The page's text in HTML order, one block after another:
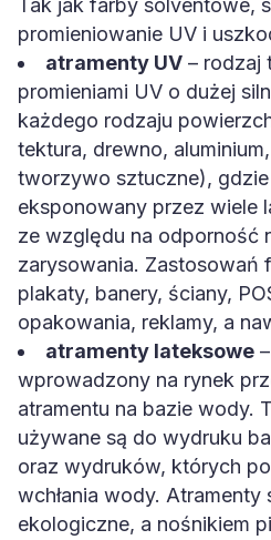
Tak jak farby solventowe,
promieniowanie UV i
atramenty UV – rodzaj
promieniami UV o dużej
każdego rodzaju
tektura, drewno,
tworzywo sztuczne),
eksponowany przez wiele
ze względu na odporność
zarysowania. Zastosowań
plakaty, banery, ściany,
opakowania, reklamy, a
atramenty lateksowe
wprowadzony na rynek
atramentu na bazie wody.
używane są do wydruku
oraz wydruków, których
wchłania wody. Atramenty
ekologiczne, a nośnikiem